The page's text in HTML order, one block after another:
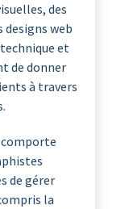
des
web
et
de donner
à travers
de gérer
la